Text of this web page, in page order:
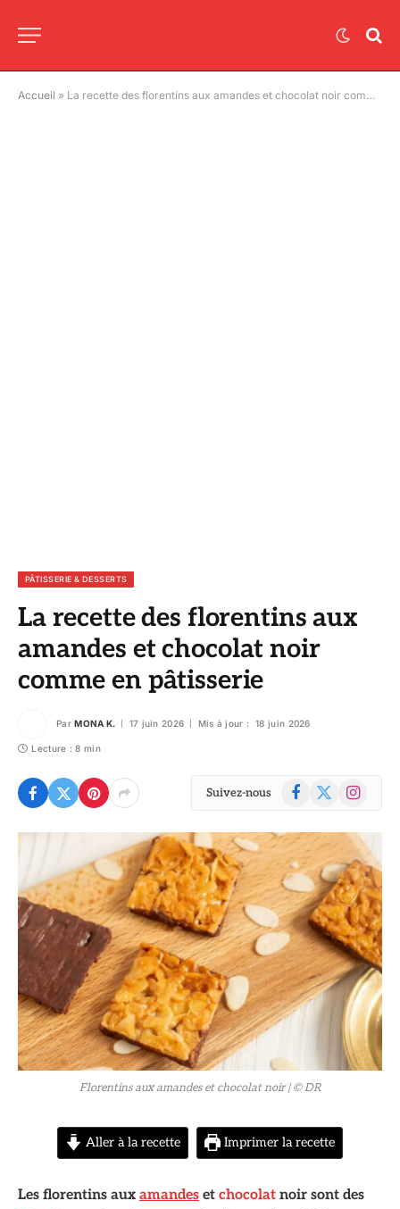
Accueil » La recette des florentins aux amandes et chocolat noir comme en pâtisserie
PÂTISSERIE & DESSERTS
La recette des florentins aux
amandes et chocolat noir
comme en pâtisserie
Par MONA K. 17 juin 2026 Mis à jour : 18 juin 2026
Lecture : 8 min
Suivez-nous Facebook
X
Instagram
© DR
Florentins aux amandes et chocolat noir| © DR
Aller à la recette Imprimer la recette
Les florentins aux amandes et chocolat noir sont des